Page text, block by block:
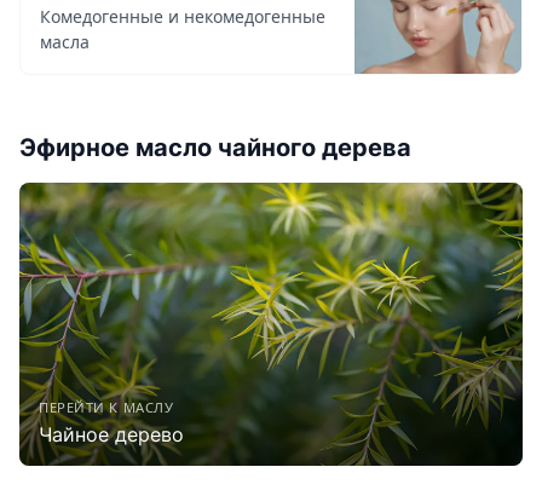
Комедогенные и некомедогенные
масла
Эфирное масло чайного дерева
ПЕРЕЙТИ К МАСЛУ
Чайное дерево